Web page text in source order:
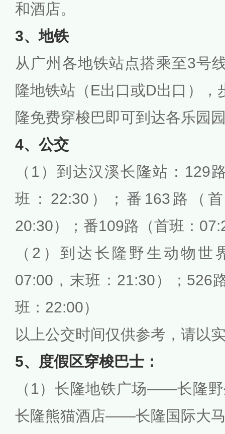
和酒店。
3、地铁
从广州各地铁站点搭乘至3号
隆地铁站（E出口或D出口），
隆免费穿梭巴即可到达各乐园
4、公交
（1）到达汉溪长隆站：129
班：22:30）；番163路（
20:30）；番109路（首班：
（2）到达长隆野生动物世
07:00，末班：21:30）；526
班：22:00）
以上公交时间仅供参考，请以
5、度假区穿梭巴士：
（1）长隆地铁广场——长隆
长隆熊猫酒店——长隆国际